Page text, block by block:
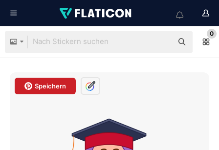
0
Speichern